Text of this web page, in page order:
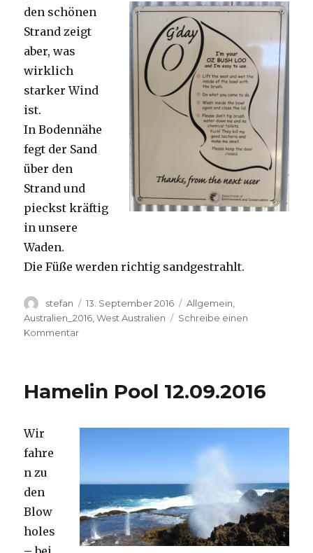
den schönen
Strand zeigt
aber, was
wirklich
starker Wind
ist.
In Bodennähe
fegt der Sand
über den
Strand und
pieckst kräftig
in unsere
Waden.
Die Füße werden richtig sandgestrahlt.
Autor
stefan
Veröffentlicht
am
13. September 2016 Kategorien
Allgemein
Australien_2016 ,West Australien
Schreibe einen
Kommentarzu
Hamelin Pool 12.09.2016
Wir
fahre
n zu
den
Blow
holes